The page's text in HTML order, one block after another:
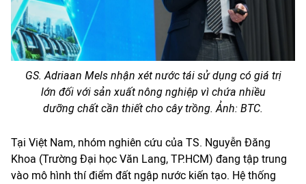
GS. Adriaan Mels nhận xét nước tái sử dụng có giá trị
lớn đối với sản xuất nông nghiệp vì chứa nhiều
dưỡng chất cần thiết cho cây trồng. Ảnh: BTC.
Tại Việt Nam, nhóm nghiên cứu của TS. Nguyễn Đăng
Khoa (Trường Đại học Văn Lang, TP.HCM) đang tập trung
vào mô hình thí điểm đất ngập nước kiến tạo. Hệ thống